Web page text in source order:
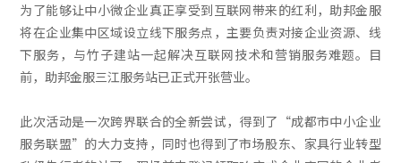
为了能够让中小微企业真正享受到互联网带来的红利，助邦金服
将在企业集中区域设立线下服务点，主要负责对接企业资源、线
下服务，与竹子建站一起解决互联网技术和营销服务难题。目
前，助邦金服三江服务站已正式开张营业。
此次活动是一次跨界联合的全新尝试，得到了“成都市中小企业
服务联盟”的大力支持，同时也得到了市场股东、家具行业转型